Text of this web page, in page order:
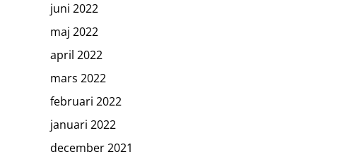
juni 2022
maj 2022
april 2022
mars 2022
februari 2022
januari 2022
december 2021